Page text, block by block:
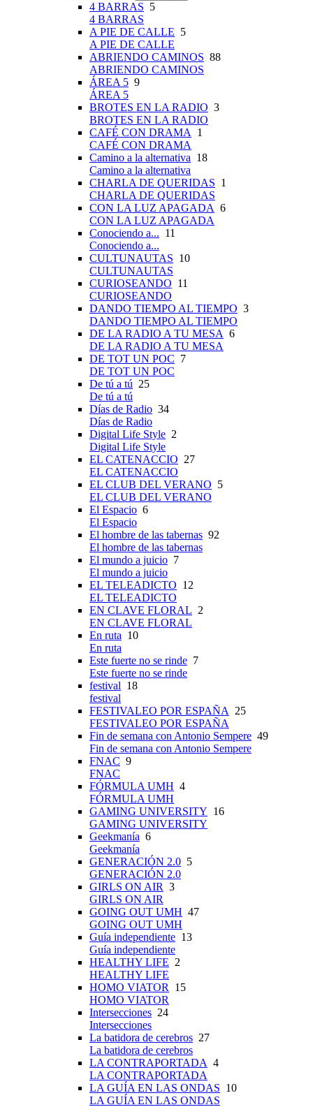
4 BARRAS 5
4 BARRAS
A PIE DE CALLE 5
A PIE DE CALLE
ABRIENDO CAMINOS 88
ABRIENDO CAMINOS
ÁREA 5 9
ÁREA 5
BROTES EN LA RADIO 3
BROTES EN LA RADIO
CAFÉ CON DRAMA
1
CAFÉ CON DRAMA
Camino a la alternativa 18
Camino a la alternativa
CHARLA DE QUERIDAS 1
CHARLA DE QUERIDAS
CON LA LUZ APAGADA 6
CON LA LUZ APAGADA
Conociendo a... 11
Conociendo a...
CULTUNAUTAS 10
CULTUNAUTAS
CURIOSEANDO 11
CURIOSEANDO
DANDO TIEMPO AL TIEMPO 3
DANDO TIEMPO AL TIEMPO
DE LA RADIO A TU MESA 6
DE LA RADIO A TU MESA
DE TOT UN POC 7
DE TOT UN POC
De tú a tú 25
De tú a tú
Días de Radio 34
Días de Radio
Digital Life Style 2
Digital Life Style
EL CATENACCIO 27
EL CATENACCIO
EL CLUB DEL VERANO 5
EL CLUB DEL VERANO
El Espacio 6
El Espacio
El hombre de las tabernas 92
El hombre de las tabernas
El mundo a juicio 7
El mundo a juicio
EL TELEADICTO 12
EL TELEADICTO
EN CLAVE FLORAL 2
EN CLAVE FLORAL
En ruta 10
En ruta
Este fuerte no se rinde 7
Este fuerte no se rinde
festival 18
festival
FESTIVALEO POR ESPAÑA
25
FESTIVALEO POR ESPAÑA
Fin de semana con Antonio Sempere 49
Fin de semana con Antonio Sempere
FNAC 9
FNAC
FÓRMULA UMH 4
FÓRMULA UMH
GAMING UNIVERSITY 16
GAMING UNIVERSITY
Geekmanía 6
Geekmanía
GENERACIÓN 2.0 5
GENERACIÓN 2.0
GIRLS ON AIR 3
GIRLS ON AIR
GOING OUT UMH 47
GOING OUT UMH
Guía independiente 13
Guía independiente
HEALTHY LIFE 2
HEALTHY LIFE
HOMO VIATOR
15
HOMO VIATOR
Intersecciones 24
Intersecciones
La batidora de cerebros 27
La batidora de cerebros
LA CONTRAPORTADA 4
LA CONTRAPORTADA
LA GUÍA EN LAS ONDAS 10
LA GUÍA EN LAS ONDAS